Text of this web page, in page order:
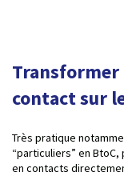
Transformer
contact sur
Très pratique
“particuliers” en
en contacts